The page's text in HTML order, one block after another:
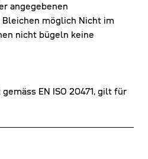
angegebenen
möglich Nicht im
nicht bügeln keine
EN ISO 20471, gilt für